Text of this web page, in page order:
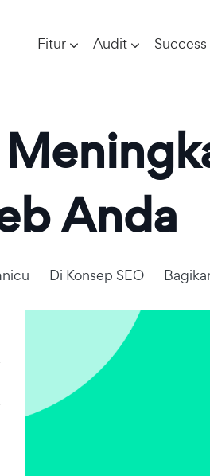
Fitur Audit
Anda
Di Konsep SEO